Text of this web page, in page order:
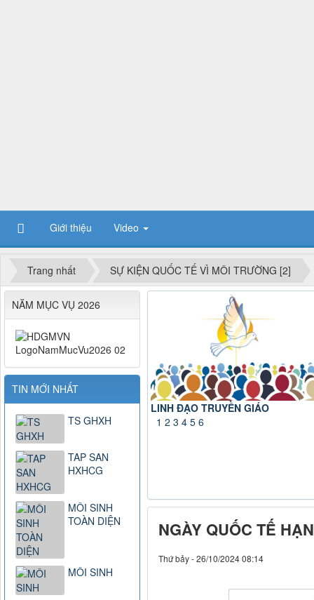
Giới thiệu Video
Trang nhất SỰ KIỆN QUỐC TẾ VÌ MÔI TRƯỜNG [2]
HƯỞNG ỨNG NGÀY MÔI TRƯỜNG
THẾ GIỚI 05.6.2026
NGÀY QUỐC TẾ
Thứ bảy - 26/10/2024 08:14
NĂM MỤC VỤ 2026
TIN MỚI NHẤT
TS GHXH
TAP SAN
HXHCG
MÔI SINH
TOÀN DIỆN
MÔI SINH